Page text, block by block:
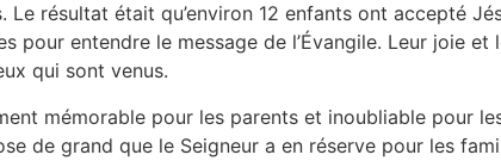
Le résultat était qu’environ 12 enfants ont accepté
pour entendre le message de l’Évangile. Leur joie
qui sont venus.
mémorable pour les parents et inoubliable pour
de grand que le Seigneur a en réserve pour les